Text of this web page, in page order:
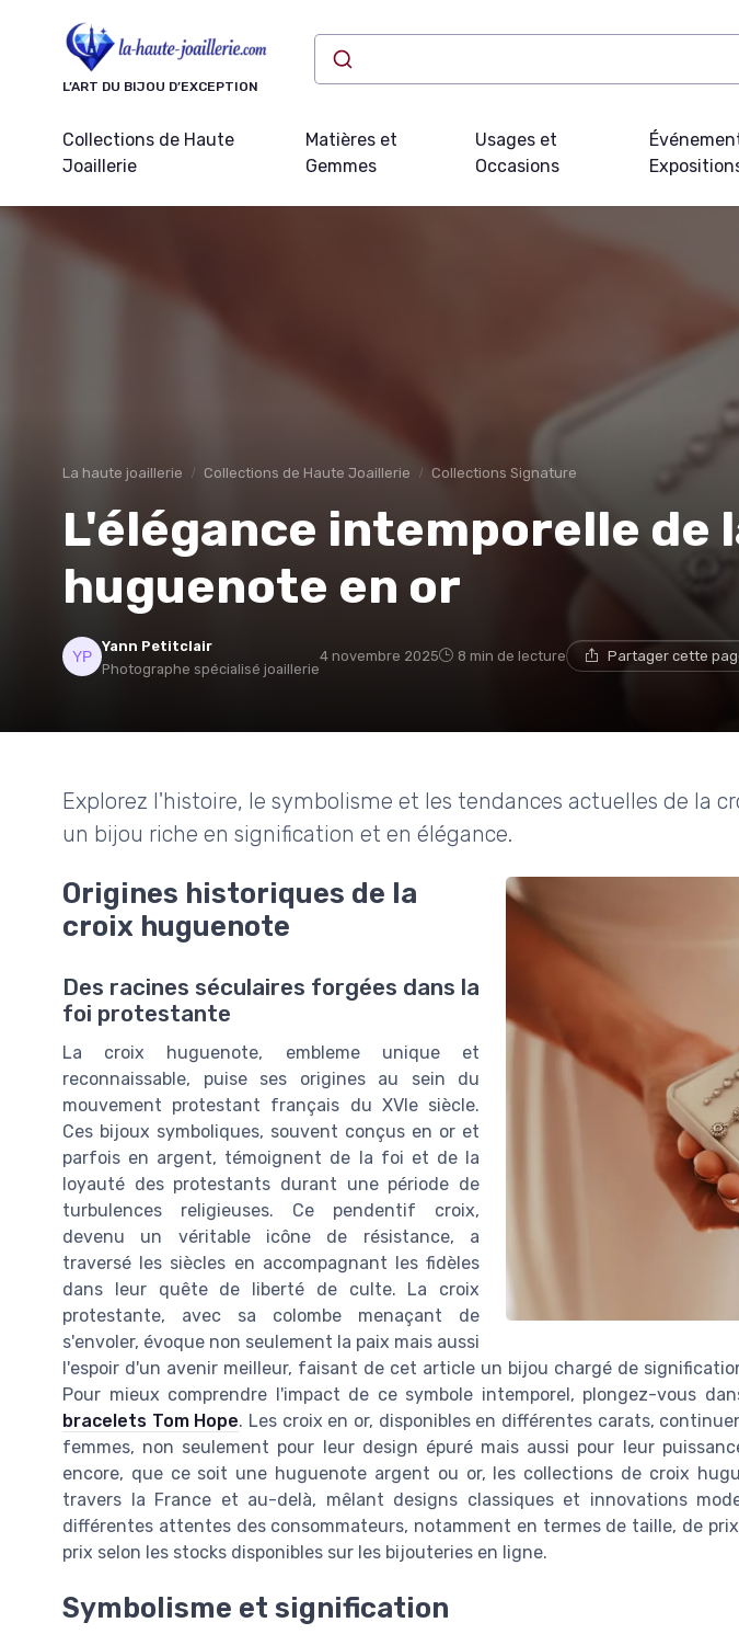
L’ART DU BIJOU D’EXCEPTION
Collections de Haute
Joaillerie
Matières et
Gemmes
Usages et
Occasions
La haute joaillerie Collections de Haute Joaillerie Collections Signature
L'élégance intemporelle de
huguenote en or
Yann Petitclair
Photographe spécialisé joaillerie
4 novembre 2025 8 min de lecture Partager cette
Explorez l'histoire, le symbolisme et les tendances actuelles de la
un bijou riche en signification et en élégance.
Origines historiques de la
croix huguenote
Des racines séculaires forgées dans la
foi protestante
La croix huguenote, embleme unique et
reconnaissable, puise ses origines au sein du
mouvement protestant français du XVIe siècle.
Ces bijoux symboliques, souvent conçus en or et
parfois en argent, témoignent de la foi et de la
loyauté des protestants durant une période de
turbulences religieuses. Ce pendentif croix,
devenu un véritable icône de résistance, a
traversé les siècles en accompagnant les fidèles
dans leur quête de liberté de culte. La croix
protestante, avec sa colombe menaçant de
s'envoler, évoque non seulement la paix mais aussi
l'espoir d'un avenir meilleur, faisant de cet article un bijou chargé de
Pour mieux comprendre l'impact de ce symbole intemporel, plongez-vous
bracelets Tom Hope. Les croix en or, disponibles en différentes carats,
femmes, non seulement pour leur design épuré mais aussi pour leur
encore, que ce soit une huguenote argent ou or, les collections de croix
travers la France et au-delà, mêlant designs classiques et innovations
différentes attentes des consommateurs, notamment en termes de taille, de
prix selon les stocks disponibles sur les bijouteries en ligne.
Symbolisme et signification